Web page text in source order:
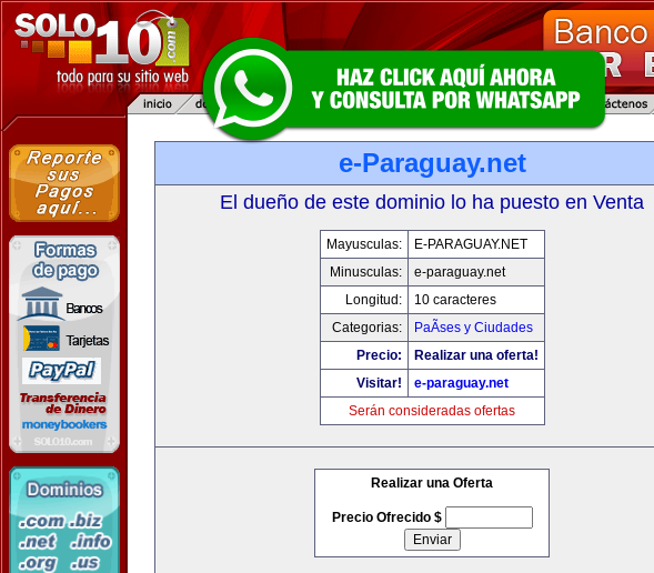
e-Paraguay.net
El dueño de este dominio lo ha puesto en Venta
Mayusculas:
E-PARAGUAY.NET
Minusculas:
e-paraguay.net
Longitud:
10 caracteres
Categorias:
PaÃ­ses y Ciudades
Precio:
Realizar una oferta!
Visitar!
e-paraguay.net
Serán consideradas ofertas
Realizar una Oferta
Precio Ofrecido $